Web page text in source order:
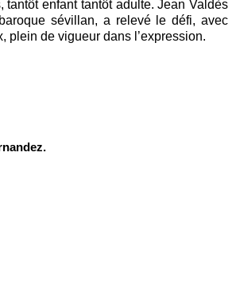
tantôt enfant tantôt adulte. Jean Valdès
sévillan, a relevé le défi, avec
plein de vigueur dans l’expression.